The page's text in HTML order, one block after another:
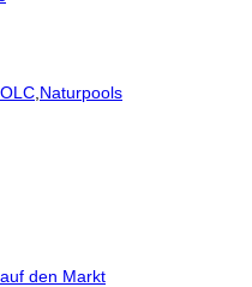
Naturpools
den Markt